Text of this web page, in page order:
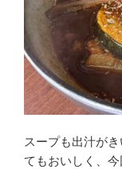
スープも出汁が
てもおいしく、